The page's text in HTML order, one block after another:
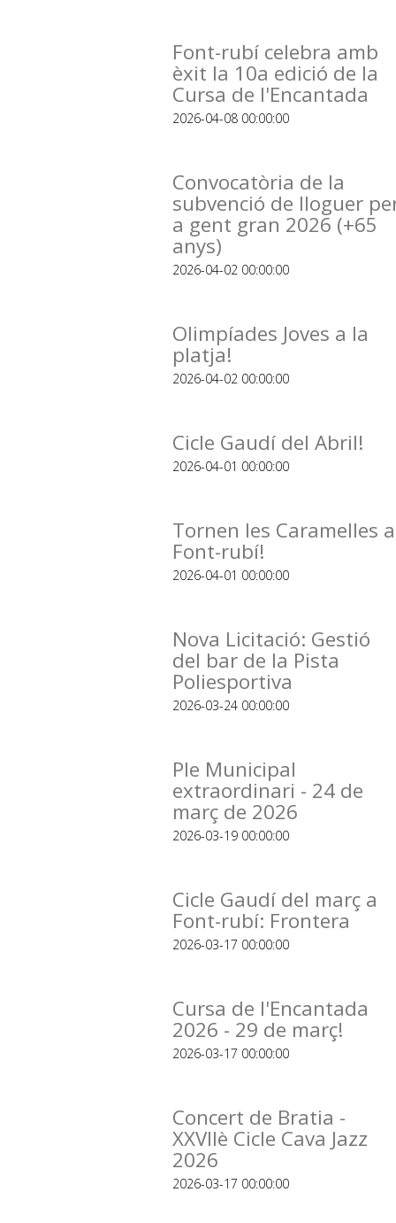
Font-rubí celebra amb
èxit la 10a edició de la
Cursa de l'Encantada
2026-04-08 00:00:00
Convocatòria de la
subvenció de lloguer
a gent gran 2026 (+65
anys)
2026-04-02 00:00:00
Olimpíades Joves a la
platja!
2026-04-02 00:00:00
Cicle Gaudí del Abril!
2026-04-01 00:00:00
Tornen les Caramelles a
Font-rubí!
2026-04-01 00:00:00
Nova Licitació: Gestió
del bar de la Pista
Poliesportiva
2026-03-24 00:00:00
Ple Municipal
extraordinari - 24 de
març de 2026
2026-03-19 00:00:00
Cicle Gaudí del març a
Font-rubí: Frontera
2026-03-17 00:00:00
Cursa de l'Encantada
2026 - 29 de març!
2026-03-17 00:00:00
Concert de Bratia -
XXVIIè Cicle Cava Jazz
2026
2026-03-17 00:00:00